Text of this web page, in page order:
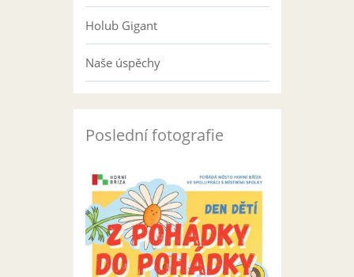
Holub Gigant
Naše úspěchy
Poslední fotografie